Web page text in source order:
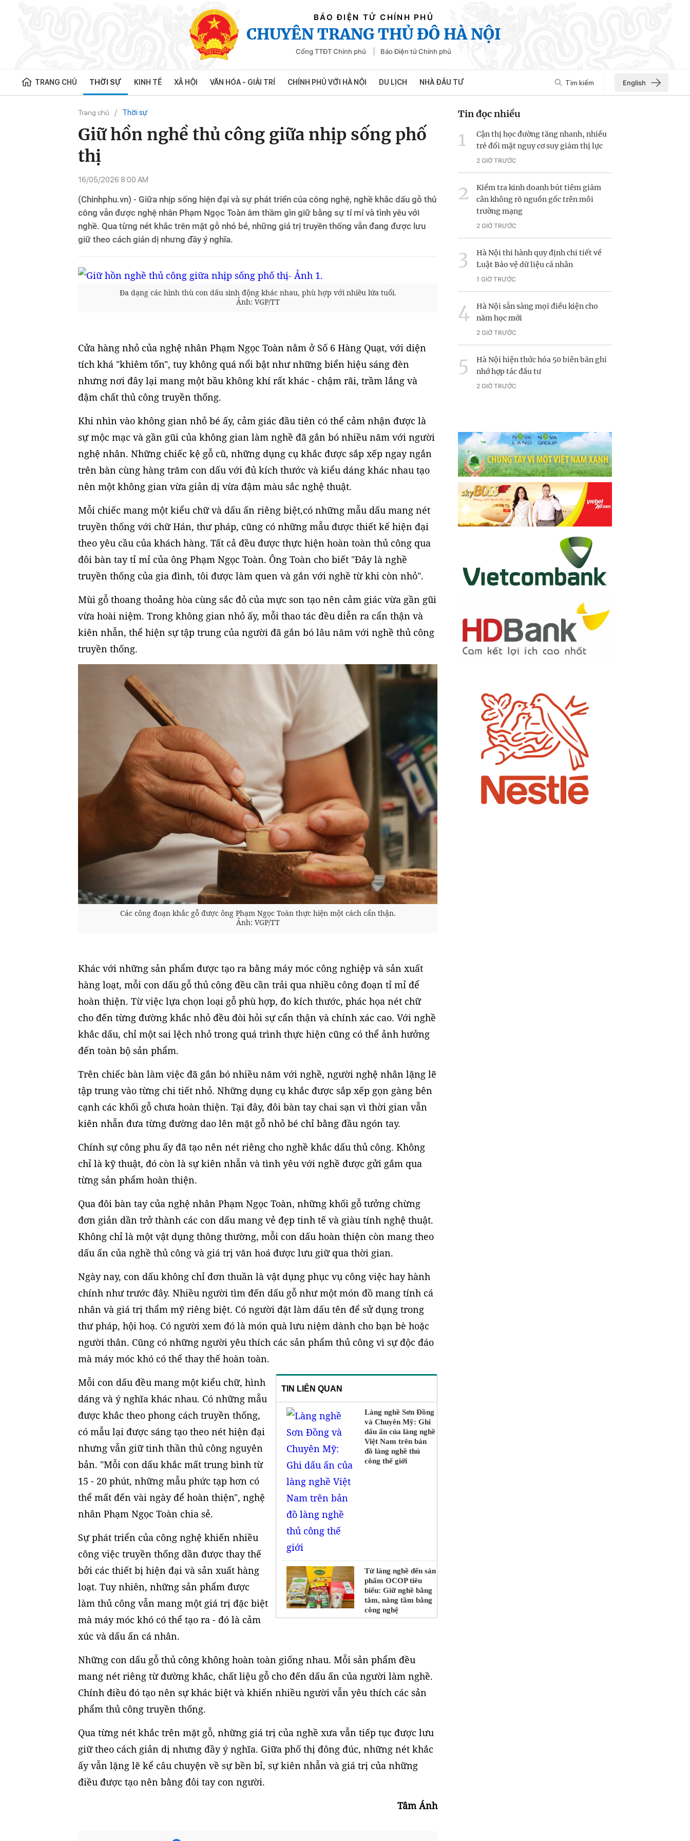
BÁO ĐIỆN TỬ CHÍNH PHỦ
CHUYÊN TRANG THỦ ĐÔ HÀ NỘI
Cổng TTĐT Chính phủ Báo Điện tử Chính phủ
TRANG CHỦ THỜI SỰ KINH TẾ XÃ HỘI VĂN HÓA - GIẢI TRÍ CHÍNH PHỦ VỚI HÀ NỘI DU LỊCH NHÀ ĐẦU TƯ Tìm kiếm English
Trang chủ Thời sự
Giữ hồn nghề thủ công giữa nhịp sống phố
thị
16/05/2026 8:00 AM
(Chinhphu.vn) - Giữa nhịp sống hiện đại và sự phát triển của công nghệ, nghề khắc dấu gỗ thủ
công vẫn được nghệ nhân Phạm Ngọc Toàn âm thầm gìn giữ bằng sự tỉ mỉ và tình yêu với
nghề. Qua từng nét khắc trên mặt gỗ nhỏ bé, những giá trị truyền thống vẫn đang được lưu
giữ theo cách giản dị nhưng đầy ý nghĩa.
Đa dạng các hình thù con dấu sinh động khác nhau, phù hợp với nhiều lứa tuổi.
Ảnh: VGP/TT
Cửa hàng nhỏ của nghệ nhân Phạm Ngọc Toàn nằm ở Số 6 Hàng Quạt, với diện
tích khá "khiêm tốn", tuy không quá nổi bật như những biển hiệu sáng đèn
nhưng nơi đây lại mang một bầu không khí rất khác - chậm rãi, trầm lắng và
đậm chất thủ công truyền thống.
Khi nhìn vào không gian nhỏ bé ấy, cảm giác đầu tiên có thể cảm nhận được là
sự mộc mạc và gần gũi của không gian làm nghề đã gắn bó nhiều năm với người
nghệ nhân. Những chiếc kệ gỗ cũ, những dụng cụ khắc được sắp xếp ngay ngắn
trên bàn cùng hàng trăm con dấu với đủ kích thước và kiểu dáng khác nhau tạo
nên một không gian vừa giản dị vừa đậm màu sắc nghệ thuật.
Mỗi chiếc mang một kiểu chữ và dấu ấn riêng biệt,có những mẫu dấu mang nét
truyền thống với chữ Hán, thư pháp, cũng có những mẫu được thiết kế hiện đại
theo yêu cầu của khách hàng. Tất cả đều được thực hiện hoàn toàn thủ công qua
đôi bàn tay tỉ mỉ của ông Phạm Ngọc Toàn. Ông Toàn cho biết "Đây là nghề
truyền thống của gia đình, tôi được làm quen và gắn với nghề từ khi còn nhỏ".
Mùi gỗ thoang thoảng hòa cùng sắc đỏ của mực son tạo nên cảm giác vừa gần gũi
vừa hoài niệm. Trong không gian nhỏ ấy, mỗi thao tác đều diễn ra cẩn thận và
kiên nhẫn, thể hiện sự tập trung của người đã gắn bó lâu năm với nghề thủ công
truyền thống.
Các công đoạn khắc gỗ được ông Phạm Ngọc Toàn thực hiện một cách cẩn thận.
Ảnh: VGP/TT
Khác với những sản phẩm được tạo ra bằng máy móc công nghiệp và sản xuất
hàng loạt, mỗi con dấu gỗ thủ công đều cần trải qua nhiều công đoạn tỉ mỉ để
hoàn thiện. Từ việc lựa chọn loại gỗ phù hợp, đo kích thước, phác họa nét chữ
cho đến từng đường khắc nhỏ đều đòi hỏi sự cẩn thận và chính xác cao. Với nghề
khắc dấu, chỉ một sai lệch nhỏ trong quá trình thực hiện cũng có thể ảnh hưởng
đến toàn bộ sản phẩm.
Trên chiếc bàn làm việc đã gắn bó nhiều năm với nghề, người nghệ nhân lặng lẽ
tập trung vào từng chi tiết nhỏ. Những dụng cụ khắc được sắp xếp gọn gàng bên
cạnh các khối gỗ chưa hoàn thiện. Tại đây, đôi bàn tay chai sạn vì thời gian vẫn
kiên nhẫn đưa từng đường dao lên mặt gỗ nhỏ bé chỉ bằng đầu ngón tay.
Chính sự công phu ấy đã tạo nên nét riêng cho nghề khắc dấu thủ công. Không
chỉ là kỹ thuật, đó còn là sự kiên nhẫn và tình yêu với nghề được gửi gắm qua
từng sản phẩm hoàn thiện.
Qua đôi bàn tay của nghệ nhân Phạm Ngọc Toàn, những khối gỗ tưởng chừng
đơn giản dần trở thành các con dấu mang vẻ đẹp tinh tế và giàu tính nghệ thuật.
Không chỉ là một vật dụng thông thường, mỗi con dấu hoàn thiện còn mang theo
dấu ấn của nghề thủ công và giá trị văn hoá được lưu giữ qua thời gian.
Ngày nay, con dấu không chỉ đơn thuần là vật dụng phục vụ công việc hay hành
chính như trước đây. Nhiều người tìm đến dấu gỗ như một món đồ mang tính cá
nhân và giá trị thẩm mỹ riêng biệt. Có người đặt làm dấu tên để sử dụng trong
thư pháp, hội hoạ. Có người xem đó là món quà lưu niệm dành cho bạn bè hoặc
người thân. Cũng có những người yêu thích các sản phẩm thủ công vì sự độc đáo
mà máy móc khó có thể thay thế hoàn toàn.
TIN LIÊN QUAN
Làng nghề Sơn Đồng
và Chuyên Mỹ: Ghi
dấu ấn của làng nghề
Việt Nam trên bản
đồ làng nghề thủ
công thế giới
Từ làng nghề đến sản
phẩm OCOP tiêu
biểu: Giữ nghề bằng
tâm, nâng tầm bằng
công nghệ
Mỗi con dấu đều mang một kiểu chữ, hình
dáng và ý nghĩa khác nhau. Có những mẫu
được khắc theo phong cách truyền thống,
có mẫu lại được sáng tạo theo nét hiện đại
nhưng vẫn giữ tinh thần thủ công nguyên
bản. "Mỗi con dấu khắc mất trung bình từ
15 - 20 phút, những mẫu phức tạp hơn có
thể mất đến vài ngày để hoàn thiện", nghệ
nhân Phạm Ngọc Toàn chia sẻ.
Sự phát triển của công nghệ khiến nhiều
công việc truyền thống dần được thay thế
bởi các thiết bị hiện đại và sản xuất hàng
loạt. Tuy nhiên, những sản phẩm được
làm thủ công vẫn mang một giá trị đặc biệt
mà máy móc khó có thể tạo ra - đó là cảm
xúc và dấu ấn cá nhân.
Những con dấu gỗ thủ công không hoàn toàn giống nhau. Mỗi sản phẩm đều
mang nét riêng từ đường khắc, chất liệu gỗ cho đến dấu ấn của người làm nghề.
Chính điều đó tạo nên sự khác biệt và khiến nhiều người vẫn yêu thích các sản
phẩm thủ công truyền thống.
Qua từng nét khắc trên mặt gỗ, những giá trị của nghề xưa vẫn tiếp tục được lưu
giữ theo cách giản dị nhưng đầy ý nghĩa. Giữa phố thị đông đúc, những nét khắc
ấy vẫn lặng lẽ kể câu chuyện về sự bền bỉ, sự kiên nhẫn và giá trị của những
điều được tạo nên bằng đôi tay con người.
Tâm Ánh
Tin đọc nhiều
Cận thị học đường tăng nhanh, nhiều
trẻ đối mặt nguy cơ suy giảm thị lực
2 GIỜ TRƯỚC
Kiểm tra kinh doanh bút tiêm giảm
cân không rõ nguồn gốc trên môi
trường mạng
2 GIỜ TRƯỚC
Hà Nội thi hành quy định chi tiết về
Luật Bảo vệ dữ liệu cá nhân
1 GIỜ TRƯỚC
Hà Nội sẵn sàng mọi điều kiện cho
năm học mới
2 GIỜ TRƯỚC
Hà Nội hiện thức hóa 50 biên bản ghi
nhớ hợp tác đầu tư
2 GIỜ TRƯỚC